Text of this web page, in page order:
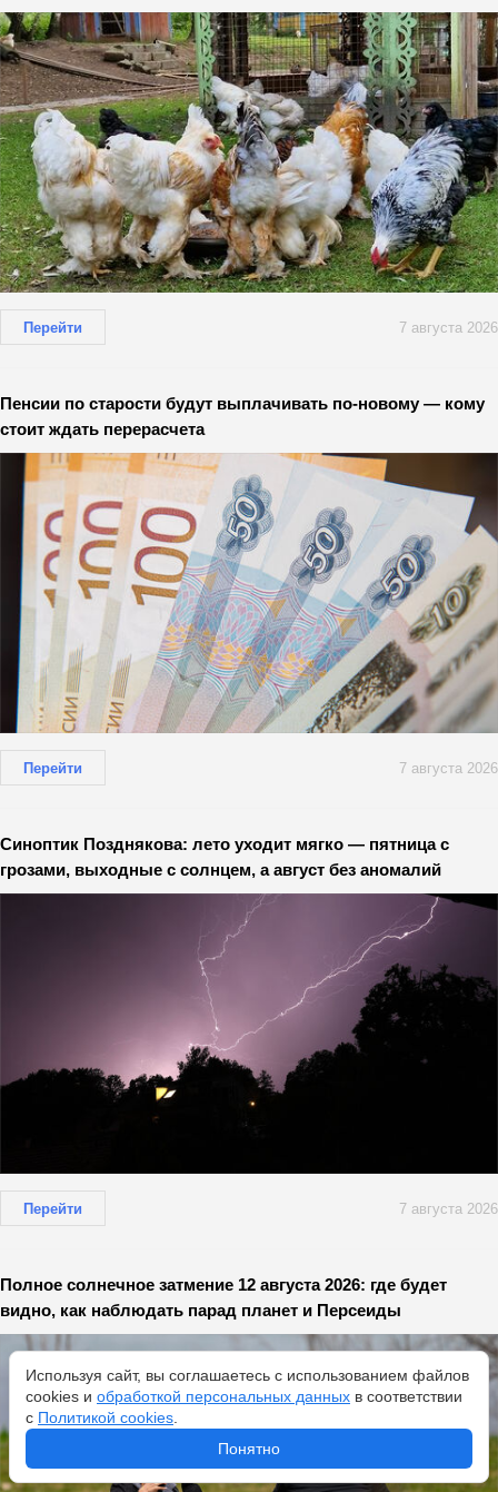
Перейти 7 августа 2026
Пенсии по старости будут выплачивать по-новому — кому
стоит ждать перерасчета
Перейти 7 августа 2026
Синоптик Позднякова: лето уходит мягко — пятница с
грозами, выходные с солнцем, а август без аномалий
Перейти 7 августа 2026
Полное солнечное затмение 12 августа 2026: где будет
видно, как наблюдать парад планет и Персеиды
Используя сайт, вы соглашаетесь с использованием файлов
cookies и обработкой персональных данных в соответствии
с Политикой cookies
Понятно